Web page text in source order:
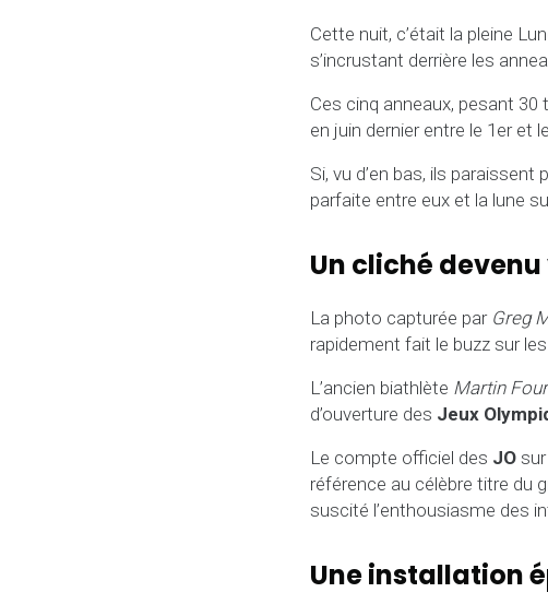
Cette nuit, c’était la pleine
s’incrustant derrière les
Ces cinq anneaux, pesant
en juin dernier entre le 1er et
Si, vu d’en bas, ils
parfaite entre eux et la lune
Un cliché
La photo capturée par Greg
rapidement fait le buzz sur
L’ancien biathlète Martin
d’ouverture des Jeux
Le compte officiel des JO sur
référence au célèbre titre du
suscité l’enthousiasme des
Une installation